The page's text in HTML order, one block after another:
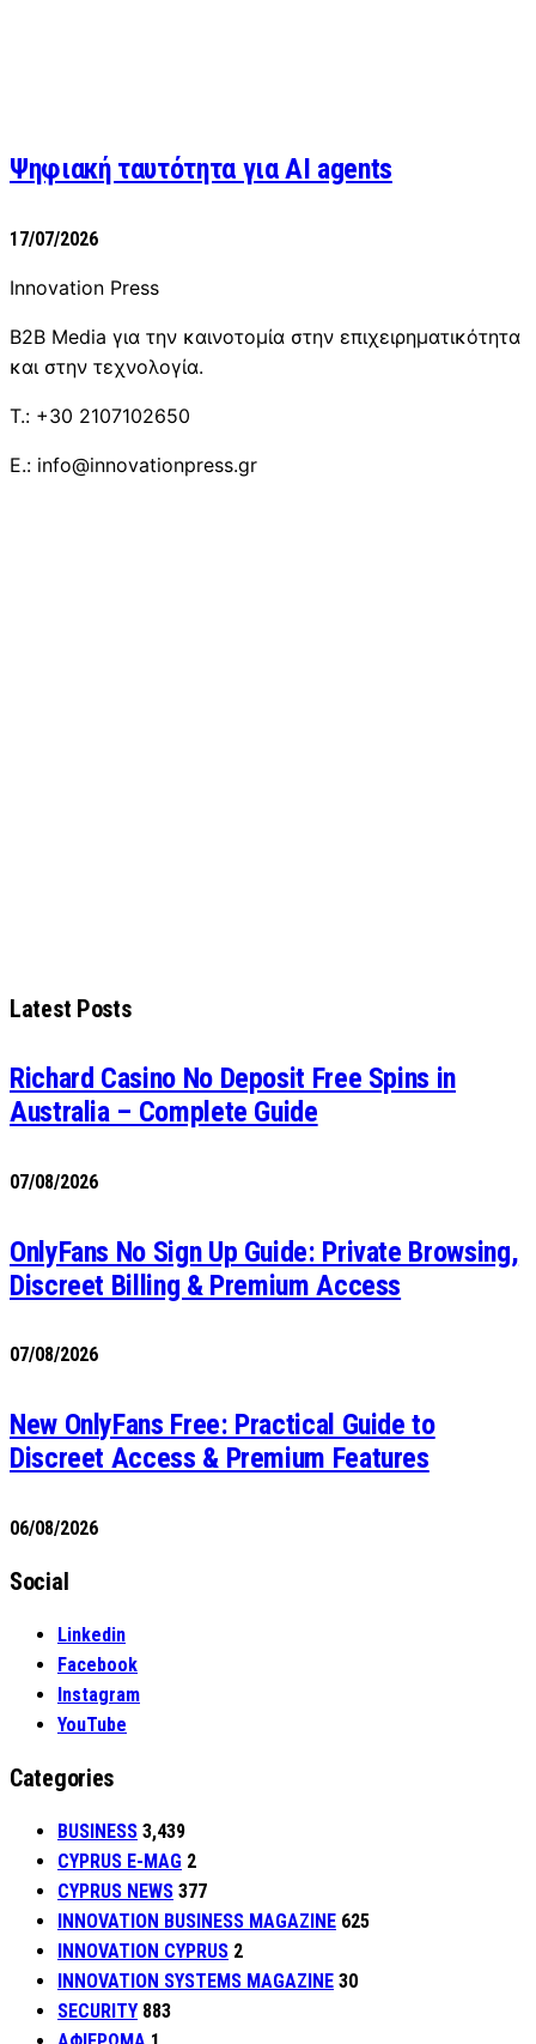
Ψηφιακή ταυτότητα για AI agents
17/07/2026
Innovation Press
B2B Media για την καινοτομία στην επιχειρηματικότητα
και στην τεχνολογία.
T.: +30 2107102650
E.: info@innovationpress.gr
Latest Posts
Richard Casino No Deposit Free Spins in
Australia – Complete Guide
07/08/2026
OnlyFans No Sign Up Guide: Private Browsing,
Discreet Billing & Premium Access
07/08/2026
New OnlyFans Free: Practical Guide to
Discreet Access & Premium Features
06/08/2026
Social
Linkedin
Facebook
Instagram
YouTube
Categories
BUSINESS 3,439
CYPRUS E-MAG 2
CYPRUS NEWS 377
INNOVATION BUSINESS MAGAZINE 625
INNOVATION CYPRUS 2
INNOVATION SYSTEMS MAGAZINE 30
SECURITY 883